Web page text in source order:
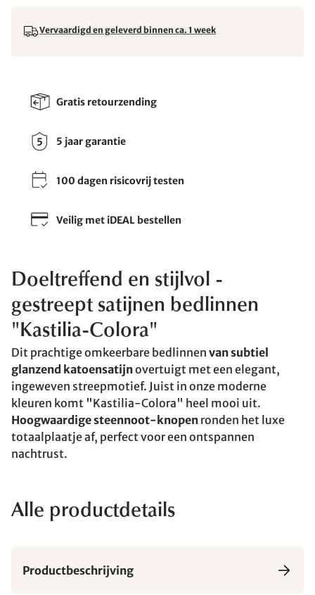
Vervaardigd en geleverd binnen ca. 1 week
Gratis retourzending
5 jaar garantie
100 dagen risicovrij testen
Veilig met iDEAL bestellen
Doeltreffend en stijlvol -
gestreept satijnen bedlinnen
"Kastilia-Colora"
Dit prachtige omkeerbare bedlinnen van subtiel
glanzend katoensatijnovertuigt met een elegant,
ingeweven streepmotief. Juist in onze moderne
kleuren komt "Kastilia-Colora" heel mooi uit.
Hoogwaardige steennoot-knopen ronden het luxe
totaalplaatje af, perfect voor een ontspannen
nachtrust.
Alle productdetails
Productbeschrijving